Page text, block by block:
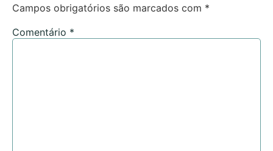
Campos obrigatórios são marcados com *
Comentário *